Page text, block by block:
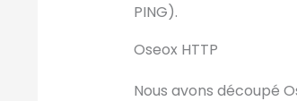
PING).
Oseox HTTP
Nous avons découpé